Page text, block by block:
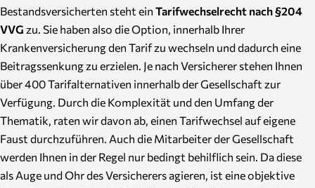
Bestandsversicherten steht ein Tarifwechselrecht nach §204
VVG zu. Sie haben also die Option, innerhalb Ihrer
Krankenversicherung den Tarif zu wechseln und dadurch eine
Beitragssenkung zu erzielen. Je nach Versicherer stehen Ihnen
über 400 Tarifalternativen innerhalb der Gesellschaft zur
Verfügung. Durch die Komplexität und den Umfang der
Thematik, raten wir davon ab, einen Tarifwechsel auf eigene
Faust durchzuführen. Auch die Mitarbeiter der Gesellschaft
werden Ihnen in der Regel nur bedingt behilflich sein. Da diese
als Auge und Ohr des Versicherers agieren, ist eine objektive